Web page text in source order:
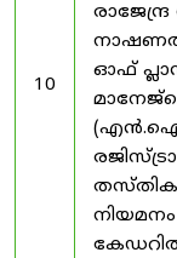
10
നാഷണൽ
ഓഫ്